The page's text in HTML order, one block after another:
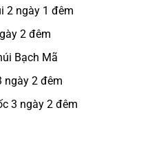
2 ngày 1 đêm
2 đêm
Bạch Mã
ngày 2 đêm
3 ngày 2 đêm